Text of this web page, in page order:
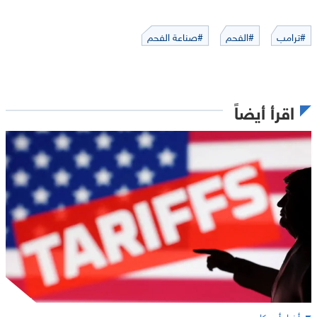
#ترامب #الفحم #صناعة الفحم
اقرأ أيضاً